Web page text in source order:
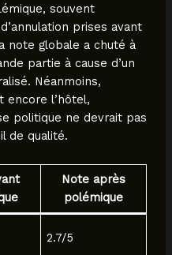
souvent
prises avant
note globale a chuté à
partie à cause d’un
Néanmoins,
encore l’hôtel,
politique ne devrait pas
de qualité.
Note après
polémique
2.7/5